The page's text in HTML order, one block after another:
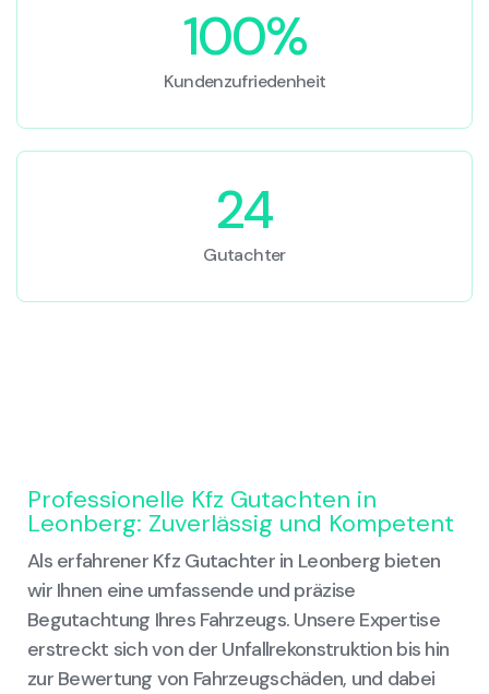
100%
Kundenzufriedenheit
24
Gutachter
Professionelle Kfz Gutachten in
Leonberg: Zuverlässig und Kompetent
Als erfahrener Kfz Gutachter in Leonberg bieten
wir Ihnen eine umfassende und präzise
Begutachtung Ihres Fahrzeugs. Unsere Expertise
erstreckt sich von der Unfallrekonstruktion bis hin
zur Bewertung von Fahrzeugschäden, und dabei